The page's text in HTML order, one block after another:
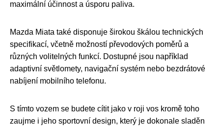
maximální účinnost a úsporu paliva.
Mazda Miata také disponuje širokou škálou technických
specifikací, včetně možností převodových poměrů a
různých volitelných funkcí. Dostupné jsou například
adaptivní světlomety, navigační systém nebo bezdrátové
nabíjení mobilního telefonu.
S tímto vozem se budete cítit jako v roji vos kromě toho
zaujme i jeho sportovní design, který je dokonale sladěn